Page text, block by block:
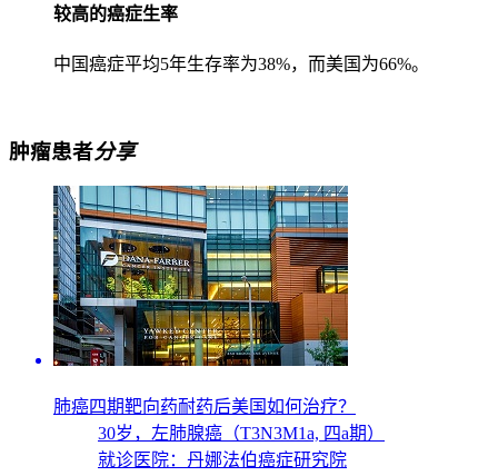
较高的癌症生率
中国癌症平均5年生存率为38%，而美国为66%。
肿瘤患者分享
肺癌四期靶向药耐药后美国如何治疗？
30岁， 左肺腺癌（T3N3M1a, 四a期）
就诊医院：丹娜法伯癌症研究院